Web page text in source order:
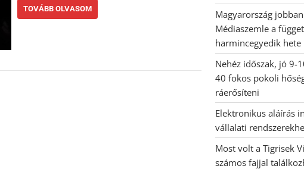
TOVÁBB OLVASOM
Magyarország
Médiaszemle a
harmincegyedik hete
Nehéz időszak, jó 9-
40 fokos pokoli
ráerősíteni
Elektronikus aláírás
vállalati
Most volt a Tigrisek
számos fajjal